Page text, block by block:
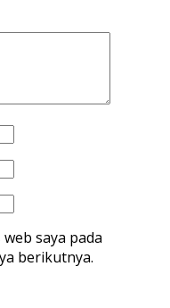
saya pada
berikutnya.